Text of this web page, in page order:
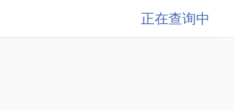
正在查询中